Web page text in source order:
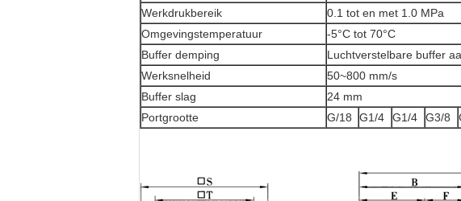
Werkdrukbereik
0.1 tot en met 1.0 MPa
Omgevingstemperatuur
-5°C tot 70°C
Buffer demping
Luchtverstelbare buffer
Werksnelheid
50~800 mm/s
Buffer slag
24 mm
Portgrootte
G/18 G1/4 G1/4 G3/8